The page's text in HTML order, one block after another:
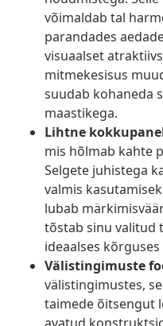
võimaldab tal
parandades
visuaalset
mitmekesisus
suudab kohaneda
maastikega.
Lihtne
mis hõlmab kahte
Selgete juhistega
valmis
lubab
tõstab sinu valitud
ideaalses
Välistingimuste
välistingimustes,
taimede õitsengut